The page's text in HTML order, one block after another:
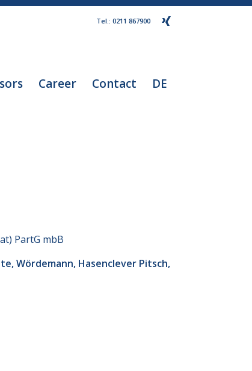
Tel.: 0211 867900
Career Contact DE
PartG mbB
Wördemann, Hasenclever Pitsch,